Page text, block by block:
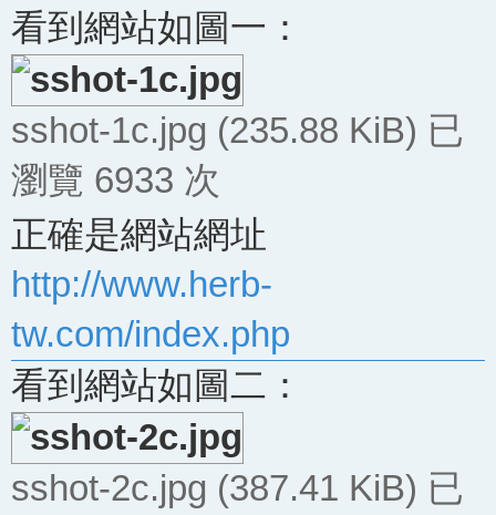
看到網站如圖一：
sshot-1c.jpg (235.88 KiB) 已
瀏覽 6933 次
正確是網站網址
http://www.herb-
tw.com/index.php
看到網站如圖二：
sshot-2c.jpg (387.41 KiB) 已